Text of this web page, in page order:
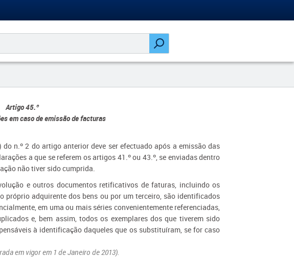
Artigo 45.º
em caso de emissão de facturas
n.º 2 do artigo anterior deve ser efectuado após a emissão das
a que se referem os artigos 41.º ou 43.º, se enviadas dentro
não tiver sido cumprida.
e outros documentos retificativos de faturas, incluindo os
próprio adquirente dos bens ou por um terceiro, são identificados
em uma ou mais séries convenientemente referenciadas,
e, bem assim, todos os exemplares dos que tiverem sido
à identificação daqueles que os substituíram, se for caso
em vigor em 1 de Janeiro de 2013).